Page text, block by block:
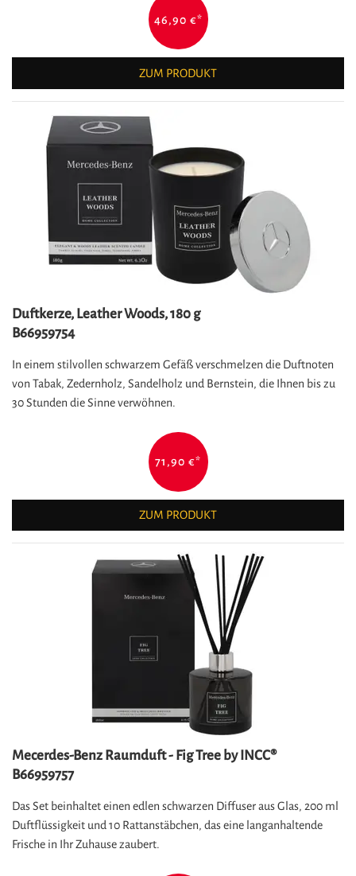
46,90 €*
ZUM PRODUKT
Duftkerze, Leather Woods, 180 g
B66959754
In einem stilvollen schwarzem Gefäß verschmelzen die Duftnoten
von Tabak, Zedernholz, Sandelholz und Bernstein, die Ihnen bis zu
30 Stunden die Sinne verwöhnen.
71,90 €*
ZUM PRODUKT
Mecerdes-Benz Raumduft - Fig Tree by INCC®
B66959757
Das Set beinhaltet einen edlen schwarzen Diffuser aus Glas, 200 ml
Duftflüssigkeit und 10 Rattanstäbchen, das eine langanhaltende
Frische in Ihr Zuhause zaubert.